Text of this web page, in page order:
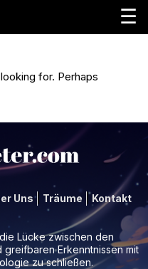
☰
for. Perhaps
Uns Träume Kontakt
Lücke zwischen den
greifbaren Erkenntnissen mit
zu schließen.